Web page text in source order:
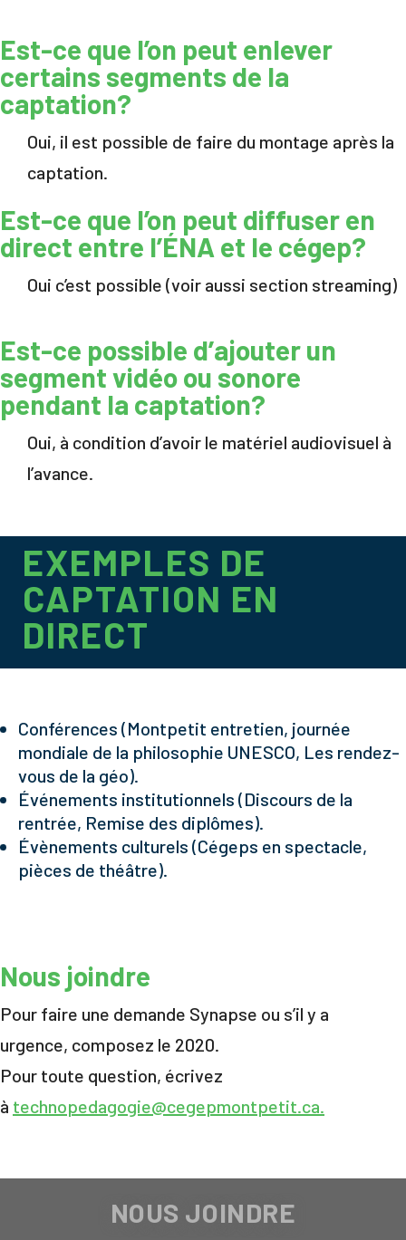
Est-ce que l’on peut enlever
certains segments de la
captation?
Oui, il est possible de faire du montage après la
captation.
Est-ce que l’on peut diffuser en
direct entre l’ÉNA et le cégep?
Oui c’est possible (voir aussi section streaming)
Est-ce possible d’ajouter un
segment vidéo ou sonore
pendant la captation?
Oui, à condition d’avoir le matériel audiovisuel à
l’avance.
EXEMPLES DE
CAPTATION EN
DIRECT
Conférences (Montpetit entretien, journée
mondiale de la philosophie UNESCO, Les rendez-
vous de la géo).
Événements institutionnels (Discours de la
rentrée, Remise des diplômes).
Évènements culturels (Cégeps en spectacle,
pièces de théâtre).
Nous joindre
Pour faire une demande Synapse ou s’il y a
urgence, composez le 2020.
Pour toute question, écrivez
à technopedagogie@cegepmontpetit.ca.
NOUS JOINDRE